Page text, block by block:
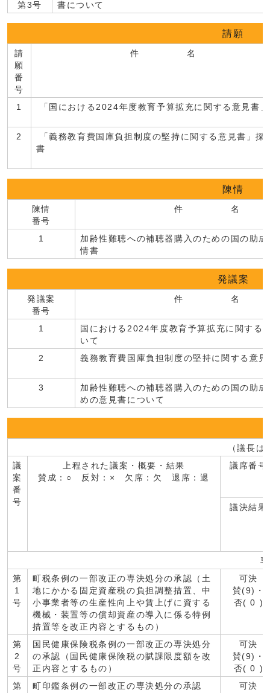
第3号
書について
請願
請
願
番
号
件 名
1 「国における2024年度教育予算拡充に関する意見書
2
「義務教育費国庫負担制度の堅持に関する意見書」採
陳情
陳情
番号
件 名
1
加齢性難聴への補聴器購入のための国の助
情書
発議案
発議案
番号
件 名
1
国における2024年度教育予算拡充に関する
いて
2
義務教育費国庫負担制度の堅持に関する意
3
加齢性難聴への補聴器購入のための国の助
めの意見書について
（議長
議
案
番
号
上程された議案・概要・結果
賛成：○ 反対：× 欠席：欠 退席：退
議席番号
議決結果
第
1
号
町税条例の一部改正の専決処分の承認（土
地にかかる固定資産税の負担調整措置、中
小事業者等の生産性向上や賃上げに資する
機械・装置等の償却資産の導入に係る特例
措置等を改正内容とするもの）
可決
賛(9)・
否( 0 )
第
2
号
国民健康保険税条例の一部改正の専決処分
の承認（国民健康保険税の賦課限度額を改
正内容とするもの）
可決
賛(9)・
否( 0 )
第
町印鑑条例の一部改正の専決処分の承認
可決